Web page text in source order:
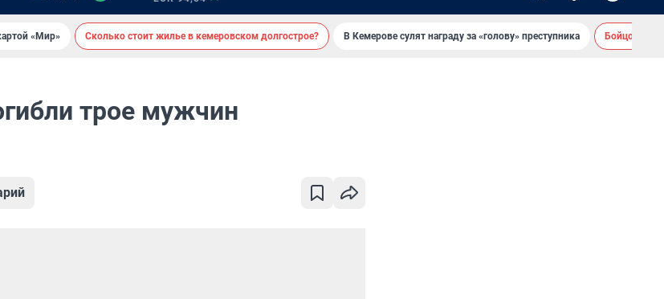
«Мир» Сколько стоит жилье в кемеровском долгострое? В Кемерове сулят награду за «голову» преступника Бойцовский
трое мужчин